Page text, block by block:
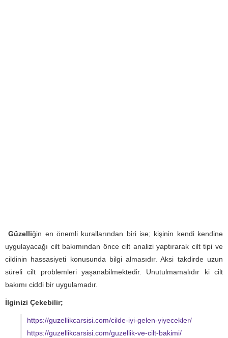
Güzelliğin en önemli kurallarından biri ise; kişinin kendi kendine
uygulayacağı cilt bakımından önce cilt analizi yaptırarak cilt tipi ve
cildinin hassasiyeti konusunda bilgi almasıdır. Aksi takdirde uzun
süreli cilt problemleri yaşanabilmektedir. Unutulmamalıdır ki cilt
bakımı ciddi bir uygulamadır.
İlginizi Çekebilir;
https://guzellikcarsisi.com/cilde-iyi-gelen-yiyecekler/
https://guzellikcarsisi.com/guzellik-ve-cilt-bakimi/